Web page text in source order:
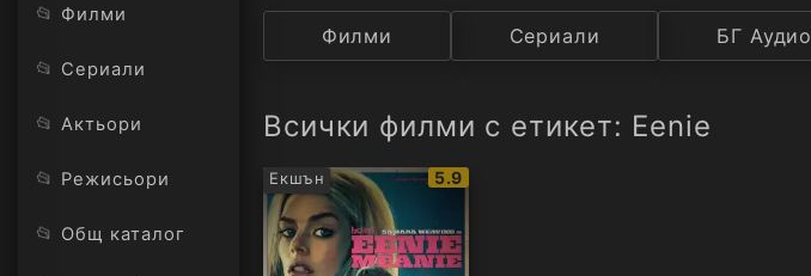
📂 Филми
📂 Сериали
📂 Актьори
📂 Режисьори
📂 Общ каталог
Категория Държава
Филми Сериали БГ Аудио
Всички филми с етикет: Eenie
Екшън
IMDb
5.9